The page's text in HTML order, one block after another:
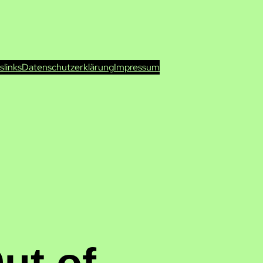
linksDatenschutzerklärungImpressum